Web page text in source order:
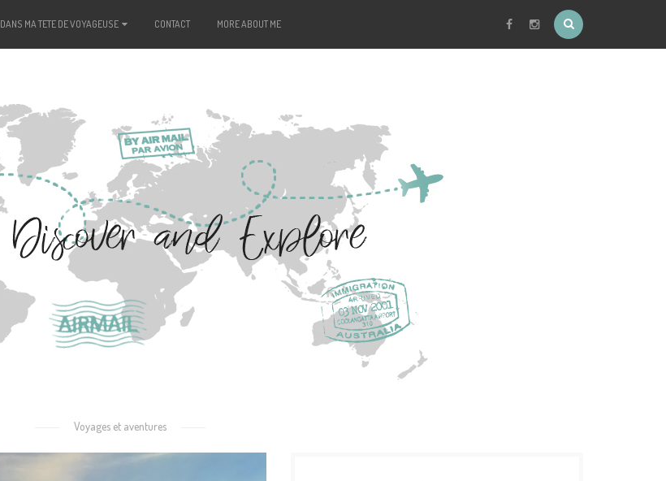
DANS MA TETE DE VOYAGEUSE CONTACT MORE ABOUT ME
Voyages et aventures